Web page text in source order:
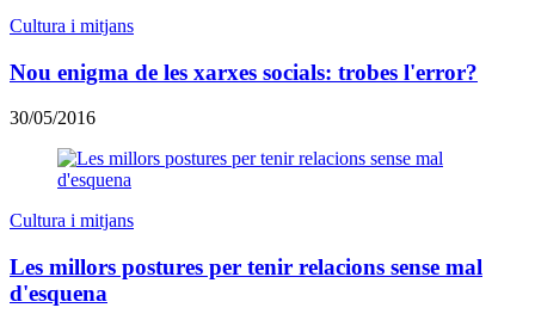
Cultura i mitjans
Nou enigma de les xarxes socials: trobes l'error?
30/05/2016
Cultura i mitjans
Les millors postures per tenir relacions sense mal
d'esquena